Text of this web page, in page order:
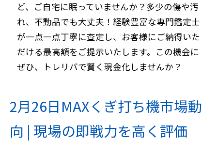
ど、ご自宅に眠っていませんか？多少の傷や汚
れ、不動品でも大丈夫！経験豊富な専門鑑定士
が一点一点丁寧に査定し、お客様にご納得いた
だける最高額をご提示いたします。この機会に
ぜひ、トレリバで賢く現金化しませんか？
2月26日MAXくぎ打ち機市場動
向 | 現場の即戦力を高く評価